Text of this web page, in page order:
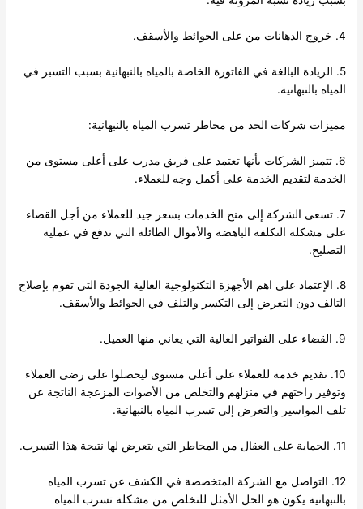
4. خروج الدهانات من على الحوائط والأسقف.
5. الزيادة البالغة في الفاتورة الخاصة بالمياه بالنبهانية بسبب التسبر في
المياه بالنبهانية.
مميزات شركات الحد من مخاطر تسرب المياه بالنبهانية:
6. تتميز الشركات بأنها تعتمد على فريق مدرب على أعلى مستوى من
الخدمة لتقديم الخدمة على أكمل وجه للعملاء.
7. تسعى الشركة إلى منح الخدمات بسعر جيد للعملاء من أجل القضاء
على مشكلة التكلفة الباهضة والأموال الطائلة التي تدفع في عملية
التصليح.
8. الإعتماد على اهم الأجهزة التكنولوجية العالية الجودة التي تقوم بإصلاح
التالف دون التعرض إلى التكسر والتلف في الحوائط والأسقف.
9. القضاء على الفواتير العالية التي يعاني منها العميل.
10. تقديم خدمة للعملاء على أعلى مستوى ليحصلوا على رضى العملاء
وتوفير راحتهم في منزلهم والتخلص من الأصوات المزعجة الناتجة عن
تلف المواسير والتعرض إلى تسرب المياه بالنبهانية.
11. الحماية على العقال من المحاطر التي يتعرض لها نتيجة هذا التسرب.
12. التواصل مع الشركة المتخصصة في الكشف عن تسرب المياه
بالنبهانية يكون هو الحل الأمثل للتخلص من مشكلة تسرب المياه